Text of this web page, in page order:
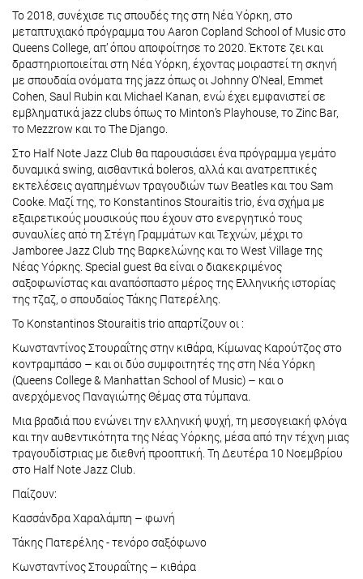
Το 2018, συνέχισε τις σπουδές της στη Νέα Υόρκη, στο
μεταπτυχιακό πρόγραμμα του Aaron Copland School of Music στο
Queens College, απ’ όπου αποφοίτησε το 2020. Έκτοτε ζει και
δραστηριοποιείται στη Νέα Υόρκη, έχοντας μοιραστεί τη σκηνή
με σπουδαία ονόματα της jazz όπως οι Johnny O’Neal, Emmet
Cohen, Saul Rubin και Michael Kanan, ενώ έχει εμφανιστεί σε
εμβληματικά jazz clubs όπως το Minton’s Playhouse, το Zinc Bar,
το Mezzrow και το The Django.
Στο Half Note Jazz Club θα παρουσιάσει ένα πρόγραμμα γεμάτο
δυναμικά swing, αισθαντικά boleros, αλλά και ανατρεπτικές
εκτελέσεις αγαπημένων τραγουδιών των Beatles και του Sam
Cooke. Μαζί της, το Konstantinos Stouraitis trio, ένα σχήμα με
εξαιρετικούς μουσικούς που έχουν στο ενεργητικό τους
συναυλίες από τη Στέγη Γραμμάτων και Τεχνών, μέχρι το
Jamboree Jazz Club της Βαρκελώνης και το West Village της
Νέας Υόρκης. Special guest θα είναι ο διακεκριμένος
σαξοφωνίστας και αναπόσπαστο μέρος της Ελληνικής ιστορίας
της τζαζ, ο σπουδαίος Τάκης Πατερέλης.
Το Konstantinos Stouraitis trio απαρτίζουν οι :
Κωνσταντίνος Στουραΐτης στην κιθάρα, Κίμωνας Καρούτζος στο
κοντραμπάσο – και οι δύο συμφοιτητές της στη Νέα Υόρκη
(Queens College & Manhattan School of Music) – και ο
ανερχόμενος Παναγιώτης Θέμας στα τύμπανα.
Μια βραδιά που ενώνει την ελληνική ψυχή, τη μεσογειακή φλόγα
και την αυθεντικότητα της Νέας Υόρκης, μέσα από την τέχνη μιας
τραγουδίστριας με διεθνή προοπτική. Τη Δευτέρα 10 Νοεμβρίου
στο Half Note Jazz Club.
Παίζουν:
Κασσάνδρα Χαραλάμπη – φωνή
Τάκης Πατερέλης - τενόρο σαξόφωνο
Κωνσταντίνος Στουραΐτης – κιθάρα